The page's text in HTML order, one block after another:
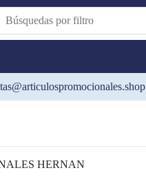
HERNAN